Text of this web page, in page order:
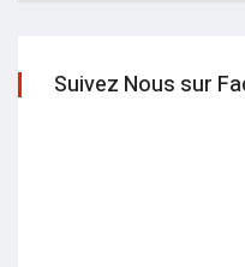
Suivez Nous sur